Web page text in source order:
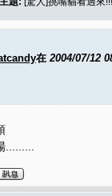
在 2004/07/12